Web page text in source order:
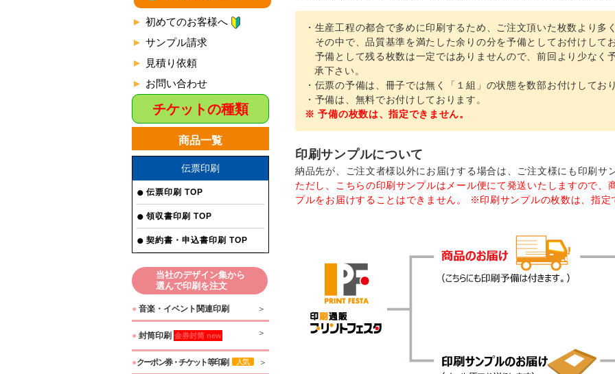
初めてのお客様へ
サンプル請求
見積り依頼
お問い合わせ
チケットの種類
商品一覧
伝票印刷
伝票印刷 TOP
領収書印刷 TOP
契約書・申込書印刷 TOP
当社のデザイン集から
選んで印刷を注文
● 音楽・イベント関連印刷
● 封筒印刷 金券封筒 new
●クーポン券・チケット等印刷 人気
・生産工程の都合で多めに印刷するため、ご注文頂いた枚数より多
その中で、品質基準を満たした余りの分を予備としてお付けしてお
予備として残る枚数は一定ではありませんので、前回より少なく
承下さい。
・伝票の予備は、冊子では無く「１組」の状態を数部お付けしてお
・予備は、無料でお付けしております。
※ 予備の枚数は、指定できません。
印刷サンプルについて
納品先が、ご注文者様以外にお届けする場合は、ご注文様にも印刷サ
ただし、こちらの印刷サンプルはメール便にて発送いたしますので、
プルをお届けすることはできません。 ※印刷サンプルの枚数は、指定